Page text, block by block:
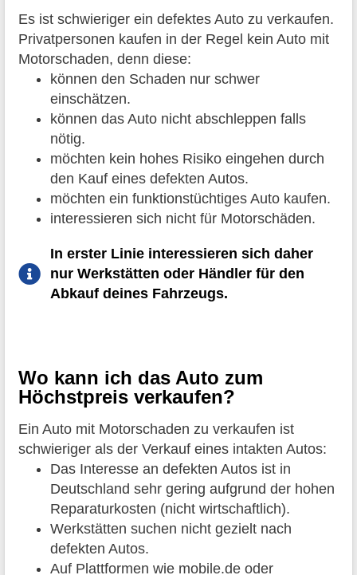
Es ist schwieriger ein defektes Auto zu verkaufen.
Privatpersonen kaufen in der Regel kein Auto mit
Motorschaden, denn diese:
können den Schaden nur schwer
einschätzen.
können das Auto nicht abschleppen falls
nötig.
möchten kein hohes Risiko eingehen durch
den Kauf eines defekten Autos.
möchten ein funktionstüchtiges Auto kaufen.
interessieren sich nicht für Motorschäden.
In erster Linie interessieren sich daher
nur Werkstätten oder Händler für den
Abkauf deines Fahrzeugs.
Wo kann ich das Auto zum
Höchstpreis verkaufen?
Ein Auto mit Motorschaden zu verkaufen ist
schwieriger als der Verkauf eines intakten Autos:
Das Interesse an defekten Autos ist in
Deutschland sehr gering aufgrund der hohen
Reparaturkosten (nicht wirtschaftlich).
Werkstätten suchen nicht gezielt nach
defekten Autos.
Auf Plattformen wie mobile.de oder